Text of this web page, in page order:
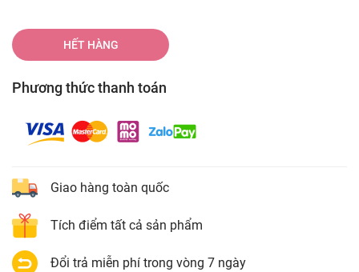
HẾT HÀNG
Phương thức thanh toán
Giao hàng toàn quốc
Tích điểm tất cả sản phẩm
Đổi trả miễn phí trong vòng 7 ngày